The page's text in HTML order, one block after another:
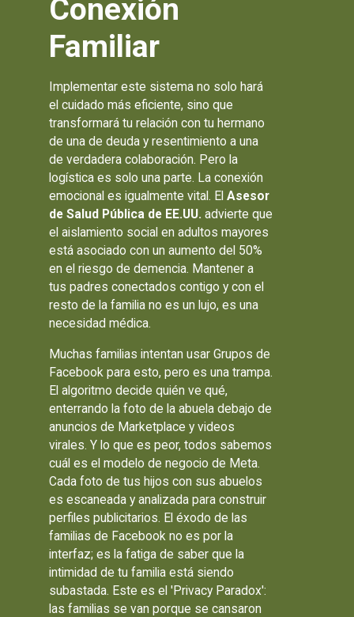
Conexión
Familiar
Implementar este sistema no solo hará
el cuidado más eficiente, sino que
transformará tu relación con tu hermano
de una de deuda y resentimiento a una
de verdadera colaboración. Pero la
logística es solo una parte. La conexión
emocional es igualmente vital. ElAsesor
de Salud Pública de EE.UU. advierte que
el aislamiento social en adultos mayores
está asociado con un aumento del 50%
en el riesgo de demencia. Mantener a
tus padres conectados contigo y con el
resto de la familia no es un lujo, es una
necesidad médica.
Muchas familias intentan usar Grupos de
Facebook para esto, pero es una trampa.
El algoritmo decide quién ve qué,
enterrando la foto de la abuela debajo de
anuncios de Marketplace y videos
virales. Y lo que es peor, todos sabemos
cuál es el modelo de negocio de Meta.
Cada foto de tus hijos con sus abuelos
es escaneada y analizada para construir
perfiles publicitarios. El éxodo de las
familias de Facebook no es por la
interfaz; es la fatiga de saber que la
intimidad de tu familia está siendo
subastada. Este es el 'Privacy Paradox':
las familias se van porque se cansaron